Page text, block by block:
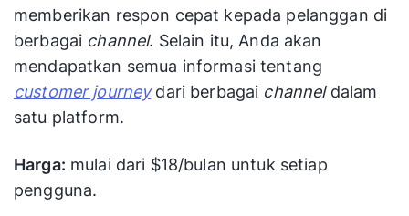
memberikan respon cepat kepada pelanggan di
berbagai channel. Selain itu, Anda akan
mendapatkan semua informasi tentang
customer journeydari berbagai channel dalam
satu platform.
Harga: mulai dari $18/bulan untuk setiap
pengguna.